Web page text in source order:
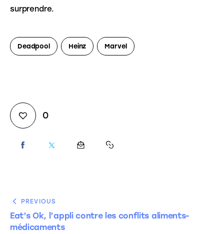
surprendre.
Deadpool Heinz Marvel
0
PREVIOUS
Eat’s Ok, l’appli contre les conflits aliments-
médicaments